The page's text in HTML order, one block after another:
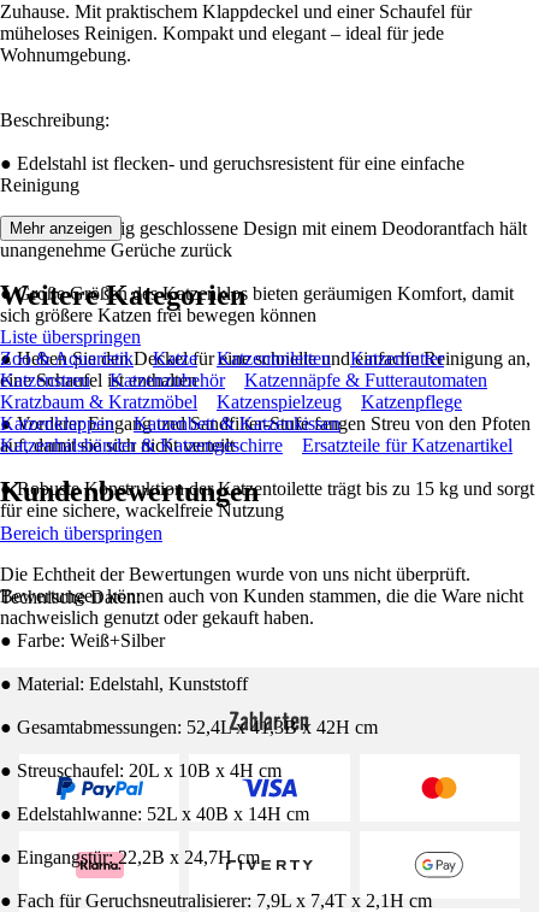
Zuhause. Mit praktischem Klappdeckel und einer Schaufel für
müheloses Reinigen. Kompakt und elegant – ideal für jede
Wohnumgebung.
Beschreibung:
● Edelstahl ist flecken- und geruchsresistent für eine einfache
Reinigung
● Das vollständig geschlossene Design mit einem Deodorantfach hält
unangenehme Gerüche zurück
● Große Größen des Katzenklos bieten geräumigen Komfort, damit
sich größere Katzen frei bewegen können
● Heben Sie den Deckel für eine schnelle und einfache Reinigung an,
eine Schaufel ist enthalten
● Vorderer Eingang und Sandfilter-Stufe fangen Streu von den Pfoten
auf, damit sie sich nicht verteilt
● Robuste Konstruktion der Katzentoilette trägt bis zu 15 kg und sorgt
für eine sichere, wackelfreie Nutzung
Technische Daten:
● Farbe: Weiß+Silber
● Material: Edelstahl, Kunststoff
● Gesamtabmessungen: 52,4L x 41,3B x 42H cm
● Streuschaufel: 20L x 10B x 4H cm
● Edelstahlwanne: 52L x 40B x 14H cm
● Eingangstür: 22,2B x 24,7H cm
● Fach für Geruchsneutralisierer: 7,9L x 7,4T x 2,1H cm
Mehr anzeigen
Weitere Kategorien
Liste überspringen
Zoo & Aquaristik
Katze Katzentoiletten
Katzenfutter
Katzenstreu
Katzenzubehör
Katzennäpfe & Futterautomaten
Kratzbaum & Kratzmöbel
Katzenspielzeug
Katzenpflege
Katzenklappen
Katzenbett & Katzenkissen
Katzenhalsbänder & Katzengeschirre
Ersatzteile für Katzenartikel
Kundenbewertungen
Bereich überspringen
Die Echtheit der Bewertungen wurde von uns nicht überprüft.
Bewertungen können auch von Kunden stammen, die die Ware nicht
nachweislich genutzt oder gekauft haben.
Zahlarten